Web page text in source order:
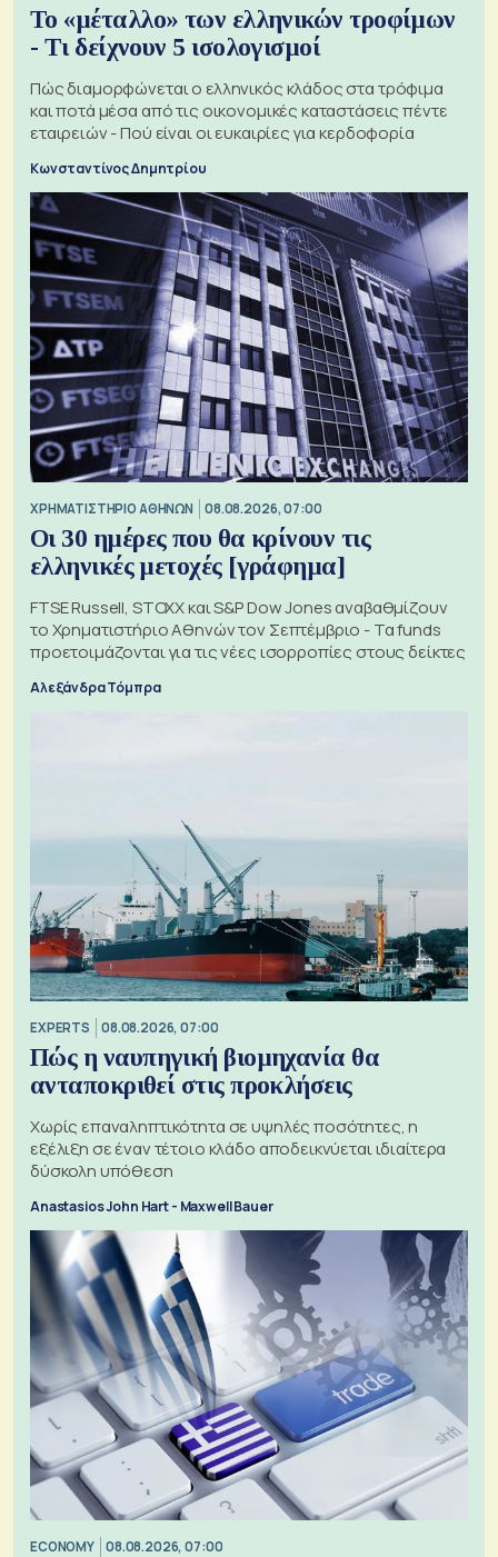
Το «μέταλλο» των ελληνικών τροφίμων
- Τι δείχνουν 5 ισολογισμοί
Πώς διαμορφώνεται ο ελληνικός κλάδος στα τρόφιμα
και ποτά μέσα από τις οικονομικές καταστάσεις πέντε
εταιρειών - Πού είναι οι ευκαιρίες για κερδοφορία
Κωνσταντίνος Δημητρίου
XΡΗΜΑΤΙΣΤΗΡΙΟ ΑΘΗΝΩΝ 08.08.2026, 07:00
Οι 30 ημέρες που θα κρίνουν τις
ελληνικές μετοχές [γράφημα]
FTSE Russell, STOXX και S&P Dow Jones αναβαθμίζουν
το Χρηματιστήριο Αθηνών τον Σεπτέμβριο - Τα funds
προετοιμάζονται για τις νέες ισορροπίες στους δείκτες
Αλεξάνδρα Τόμπρα
EXPERTS 08.08.2026, 07:00
Πώς η ναυπηγική βιομηχανία θα
ανταποκριθεί στις προκλήσεις
Χωρίς επαναληπτικότητα σε υψηλές ποσότητες, η
εξέλιξη σε έναν τέτοιο κλάδο αποδεικνύεται ιδιαίτερα
δύσκολη υπόθεση
Anastasios John Hart - Maxwell Bauer
ECONOMY 08.08.2026, 07:00